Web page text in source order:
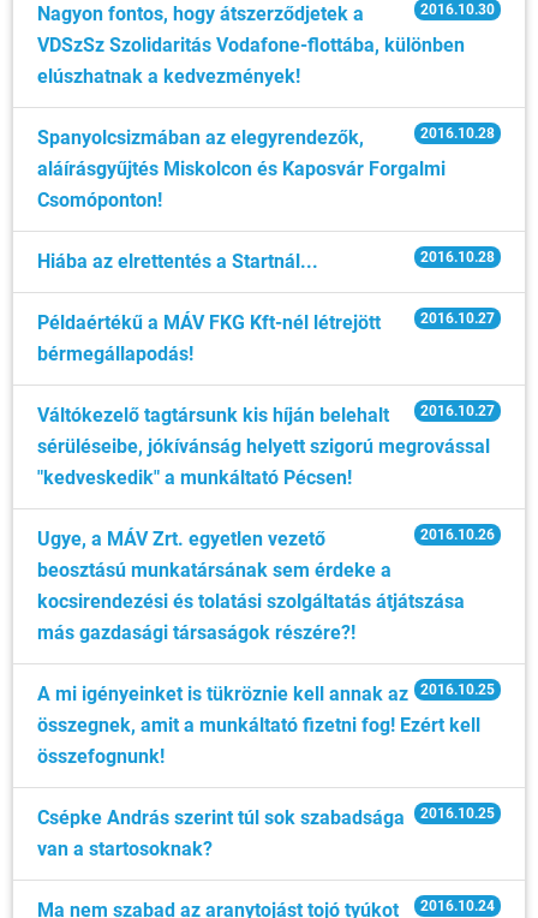
2016.10.30
Nagyon fontos, hogy átszerződjetek a
VDSzSz Szolidaritás Vodafone-flottába, különben
elúszhatnak a kedvezmények!
2016.10.28
Spanyolcsizmában az elegyrendezők,
aláírásgyűjtés Miskolcon és Kaposvár Forgalmi
Csomóponton!
2016.10.28
Hiába az elrettentés a Startnál...
2016.10.27
Példaértékű a MÁV FKG Kft-nél létrejött
bérmegállapodás!
2016.10.27
Váltókezelő tagtársunk kis híján belehalt
sérüléseibe, jókívánság helyett szigorú megrovással
"kedveskedik" a munkáltató Pécsen!
2016.10.26
Ugye, a MÁV Zrt. egyetlen vezető
beosztású munkatársának sem érdeke a
kocsirendezési és tolatási szolgáltatás átjátszása
más gazdasági társaságok részére?!
2016.10.25
A mi igényeinket is tükröznie kell annak az
összegnek, amit a munkáltató fizetni fog! Ezért kell
összefognunk!
2016.10.25
Csépke András szerint túl sok szabadsága
van a startosoknak?
2016.10.24
Ma nem szabad az aranytojást tojó tyúkot